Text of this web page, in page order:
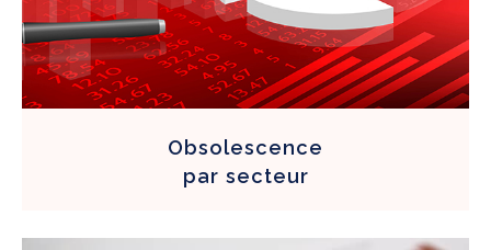
Obsolescence
par secteur